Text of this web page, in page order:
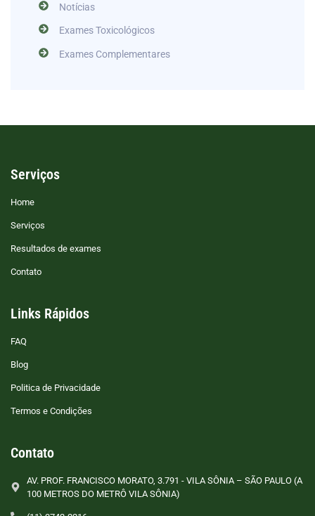
Notícias
Exames Toxicológicos
Exames Complementares
Serviços
Home
Serviços
Resultados de exames
Contato
Links Rápidos
FAQ
Blog
Politica de Privacidade
Termos e Condições
Contato
AV. PROF. FRANCISCO MORATO, 3.791 - VILA SÔNIA – SÃO PAULO (A
100 METROS DO METRÔ VILA SÔNIA)